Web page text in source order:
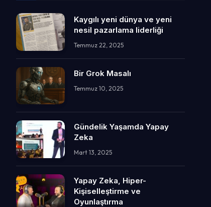
Kaygılı yeni dünya ve yeni
nesil pazarlama liderliği
Temmuz 22, 2025
Bir Grok Masalı
Temmuz 10, 2025
Gündelik Yaşamda Yapay
Zeka
Mart 13, 2025
Yapay Zeka, Hiper-
Kişiselleştirme ve
Oyunlaştırma